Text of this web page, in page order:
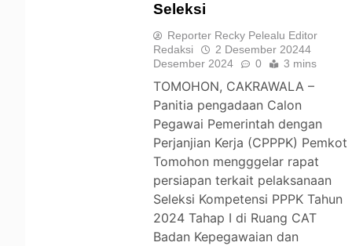
Seleksi
Reporter Recky Pelealu Editor
Redaksi
2 Desember 20244
Desember 2024
0 3 mins
TOMOHON, CAKRAWALA –
Panitia pengadaan Calon
Pegawai Pemerintah dengan
Perjanjian Kerja (CPPPK) Pemkot
Tomohon mengggelar rapat
persiapan terkait pelaksanaan
Seleksi Kompetensi PPPK Tahun
2024 Tahap I di Ruang CAT
Badan Kepegawaian dan